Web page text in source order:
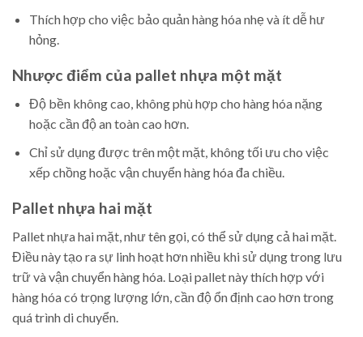
Thích hợp cho việc bảo quản hàng hóa nhẹ và ít dễ hư
hỏng.
Nhược điểm của pallet nhựa một mặt
Độ bền không cao, không phù hợp cho hàng hóa nặng
hoặc cần độ an toàn cao hơn.
Chỉ sử dụng được trên một mặt, không tối ưu cho việc
xếp chồng hoặc vận chuyển hàng hóa đa chiều.
Pallet nhựa hai mặt
Pallet nhựa hai mặt, như tên gọi, có thể sử dụng cả hai mặt.
Điều này tạo ra sự linh hoạt hơn nhiều khi sử dụng trong lưu
trữ và vận chuyển hàng hóa. Loại pallet này thích hợp với
hàng hóa có trọng lượng lớn, cần độ ổn định cao hơn trong
quá trình di chuyển.